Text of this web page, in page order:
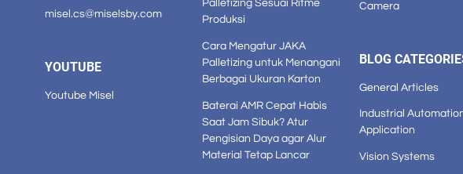
misel.cs@miselsby.com
YOUTUBE
Youtube Misel
Palletizing Sesuai Ritme
Produksi
Cara Mengatur JAKA
Palletizing untuk Menangani
Berbagai Ukuran Karton
Baterai AMR Cepat Habis
Saat Jam Sibuk? Atur
Pengisian Daya agar Alur
Material Tetap Lancar
Camera
BLOG
General Articles
Industrial
Application
Vision Systems